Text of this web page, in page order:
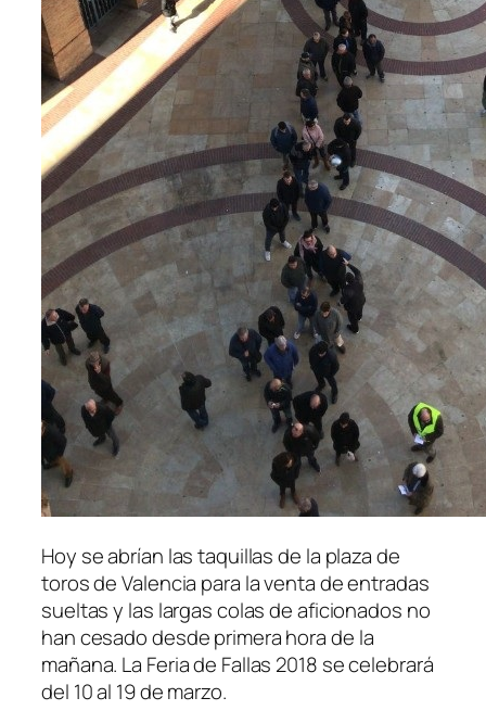
Hoy se abrían las taquillas de la plaza de
toros de Valencia para la venta de entradas
sueltas y las largas colas de aficionados no
han cesado desde primera hora de la
mañana. La Feria de Fallas 2018 se celebrará
del 10 al 19 de marzo.